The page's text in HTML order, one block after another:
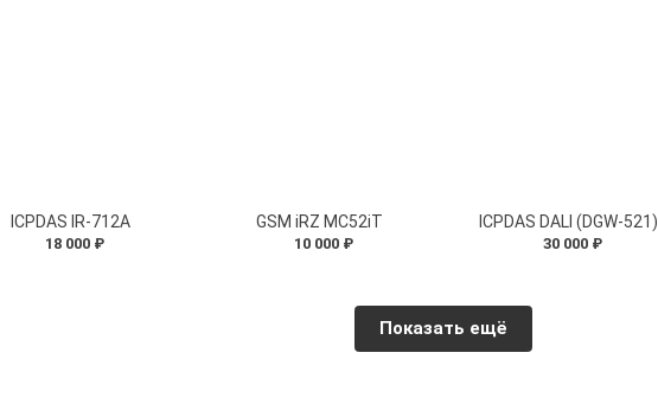
ICPDAS IR-712A
18 000 ₽
GSM iRZ MC52iT
10 000 ₽
ICPDAS DALI (DGW-521)
30 000 ₽
Показать ещё